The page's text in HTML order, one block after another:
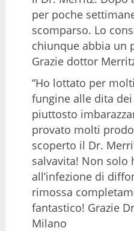
per poche
scomparso. Lo
chiunque abbia un
Grazie dottor
“Ho lottato per
fungine alle dita
piuttosto
provato molti
scoperto il Dr.
salvavita! Non solo
all’infezione di
rimossa
fantastico! Grazie
Milano